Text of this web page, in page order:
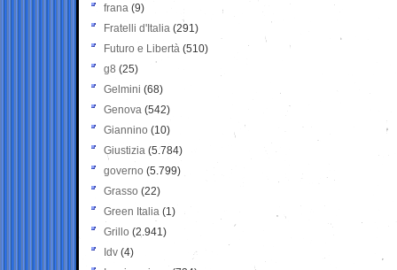
frana (9)
Fratelli d'Italia (291)
Futuro e Libertà (510)
g8 (25)
Gelmini (68)
Genova (542)
Giannino (10)
Giustizia (5.784)
governo (5.799)
Grasso (22)
Green Italia (1)
Grillo (2.941)
Idv (4)